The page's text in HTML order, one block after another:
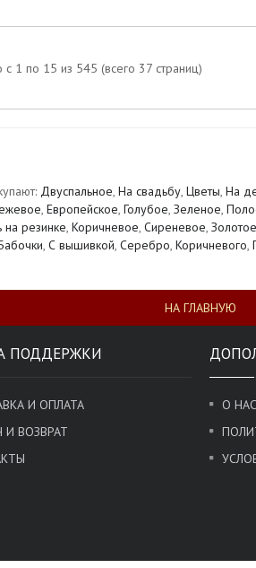
с 1 по 15 из 545 (всего 37 страниц)
Двуспальное, На свадьбу, Цветы, На
, Европейское, Голубое, Зеленое,
на резинке, Коричневое, Сиреневое, Золотое
, С вышивкой, Серебро, Коричневого,
НА ГЛАВНУЮ
ПОДДЕРЖКИ
И ОПЛАТА
И ВОЗВРАТ
О НАС